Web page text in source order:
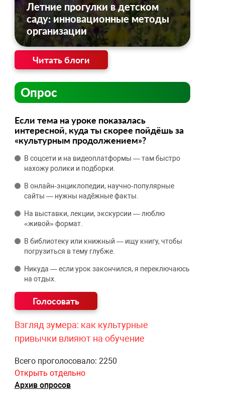
Летние прогулки в детском
саду: инновационные методы
организации
Читать блоги
Опрос
Если тема на уроке показалась
интересной, куда ты скорее пойдёшь за
«культурным продолжением»?
В соцсети и на видеоплатформы — там быстро
нахожу ролики и подборки.
В онлайн‑энциклопедии, научно‑популярные
сайты — нужны надёжные факты.
На выставки, лекции, экскурсии — люблю
«живой» формат.
В библиотеку или книжный — ищу книгу, чтобы
погрузиться в тему глубже.
Никуда — если урок закончился, я переключаюсь
на отдых.
Взгляд зумера: как культурные
привычки влияют на обучение
Всего проголосовало: 2250
Открыть отдельно
Архив опросов